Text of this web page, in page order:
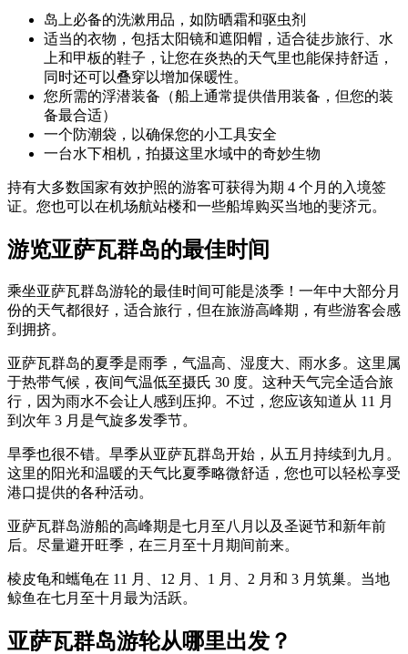
岛上必备的洗漱用品，如防晒霜和驱虫剂
适当的衣物，包括太阳镜和遮阳帽，适合徒步旅行、水
上和甲板的鞋子，让您在炎热的天气里也能保持舒适，
同时还可以叠穿以增加保暖性。
您所需的浮潜装备（船上通常提供借用装备，但您的装
备最合适）
一个防潮袋，以确保您的小工具安全
一台水下相机，拍摄这里水域中的奇妙生物
持有大多数国家有效护照的游客可获得为期 4 个月的入境签
证。您也可以在机场航站楼和一些船埠购买当地的斐济元。
游览亚萨瓦群岛的最佳时间
乘坐亚萨瓦群岛游轮的最佳时间可能是淡季！一年中大部分月
份的天气都很好，适合旅行，但在旅游高峰期，有些游客会感
到拥挤。
亚萨瓦群岛的夏季是雨季，气温高、湿度大、雨水多。这里属
于热带气候，夜间气温低至摄氏 30 度。这种天气完全适合旅
行，因为雨水不会让人感到压抑。不过，您应该知道从 11 月
到次年 3 月是气旋多发季节。
旱季也很不错。旱季从亚萨瓦群岛开始，从五月持续到九月。
这里的阳光和温暖的天气比夏季略微舒适，您也可以轻松享受
港口提供的各种活动。
亚萨瓦群岛游船的高峰期是七月至八月以及圣诞节和新年前
后。尽量避开旺季，在三月至十月期间前来。
棱皮龟和蠵龟在 11 月、12 月、1 月、2 月和 3 月筑巢。当地
鲸鱼在七月至十月最为活跃。
亚萨瓦群岛游轮从哪里出发？